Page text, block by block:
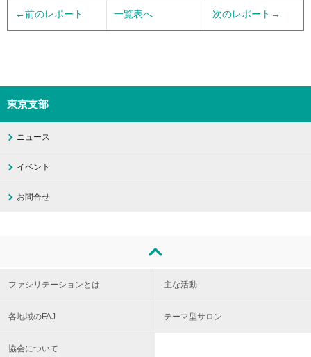
←前のレポート 一覧表へ 次のレポート→
東京支部
ニュース
イベント
お問合せ
ファシリテーションとは 主な活動
各地域のFAJ テーマ型サロン
協会について